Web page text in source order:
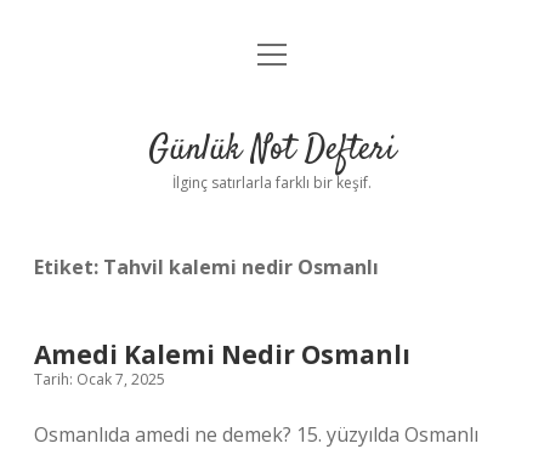
Anasayfa
Yasal Uyarı
menüyü
Günlük Not Defteri
İlginç satırlarla farklı bir keşif.
Etiket: Tahvil kalemi nedir Osmanlı
Amedi Kalemi Nedir Osmanlı
Tarih: Ocak 7, 2025
Osmanlıda amedi ne demek? 15. yüzyılda Osmanlı